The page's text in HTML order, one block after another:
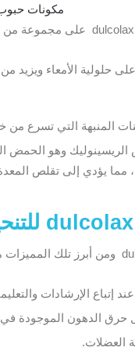
حلولية الأمعاء ويزيد
المنبهة التي تسرع
وهو الحمض
مما يؤدي إلى تقلص المعدة
إتباع الإرشادات
حرق الدهون الموجودة
العضلات.